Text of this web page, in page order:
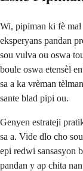
Wi, pipiman ki fè
eksperyans pandan
sou vulva ou oswa
boule oswa etensèl
sa a ka vrèman
sante blad pipi ou.
Genyen estrateji
sa a. Vide dlo cho
epi redwi sansasyon
pandan y ap chita